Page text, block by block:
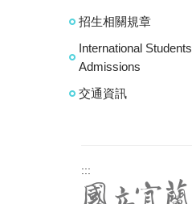
招生相關規章
International Students
Admissions
交通資訊
:::